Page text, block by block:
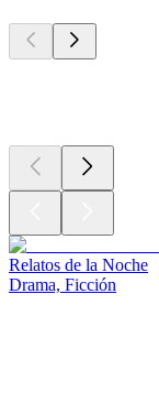
Relatos de la Noche
Drama, Ficción